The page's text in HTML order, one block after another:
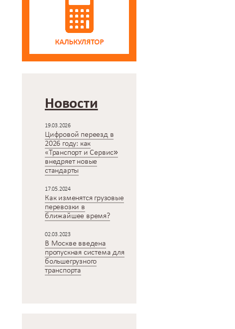
Новости
19.03.2026
Цифровой переезд в
2026 году: как
«Транспорт и Сервис»
внедряет новые
стандарты
17.05.2024
Как изменятся грузовые
перевозки в
ближайшее время?
02.03.2023
В Москве введена
пропускная система для
большегрузного
транспорта